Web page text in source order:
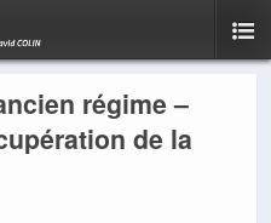
régime –
de la